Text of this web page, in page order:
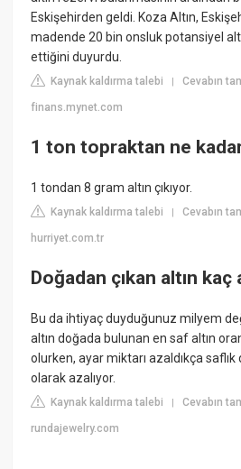
Eskişehirden geldi. Koza Altın,
madende 20 bin onsluk potansiyel
ettiğini duyurdu.
Kaynak kaldırma talebi |Cevabın
finans.mynet.com
1 ton topraktan ne kadar
1 tondan 8 gram altın çıkıyor.
Kaynak kaldırma talebi |Cevabın
hurriyet.com.tr
Doğadan çıkan altın kaç
Bu da ihtiyaç duyduğunuz milyem
altın doğada bulunan en saf altın
olurken, ayar miktarı azaldıkça saflık
olarak azalıyor.
Kaynak kaldırma talebi |Cevabın
rundajewelry.com